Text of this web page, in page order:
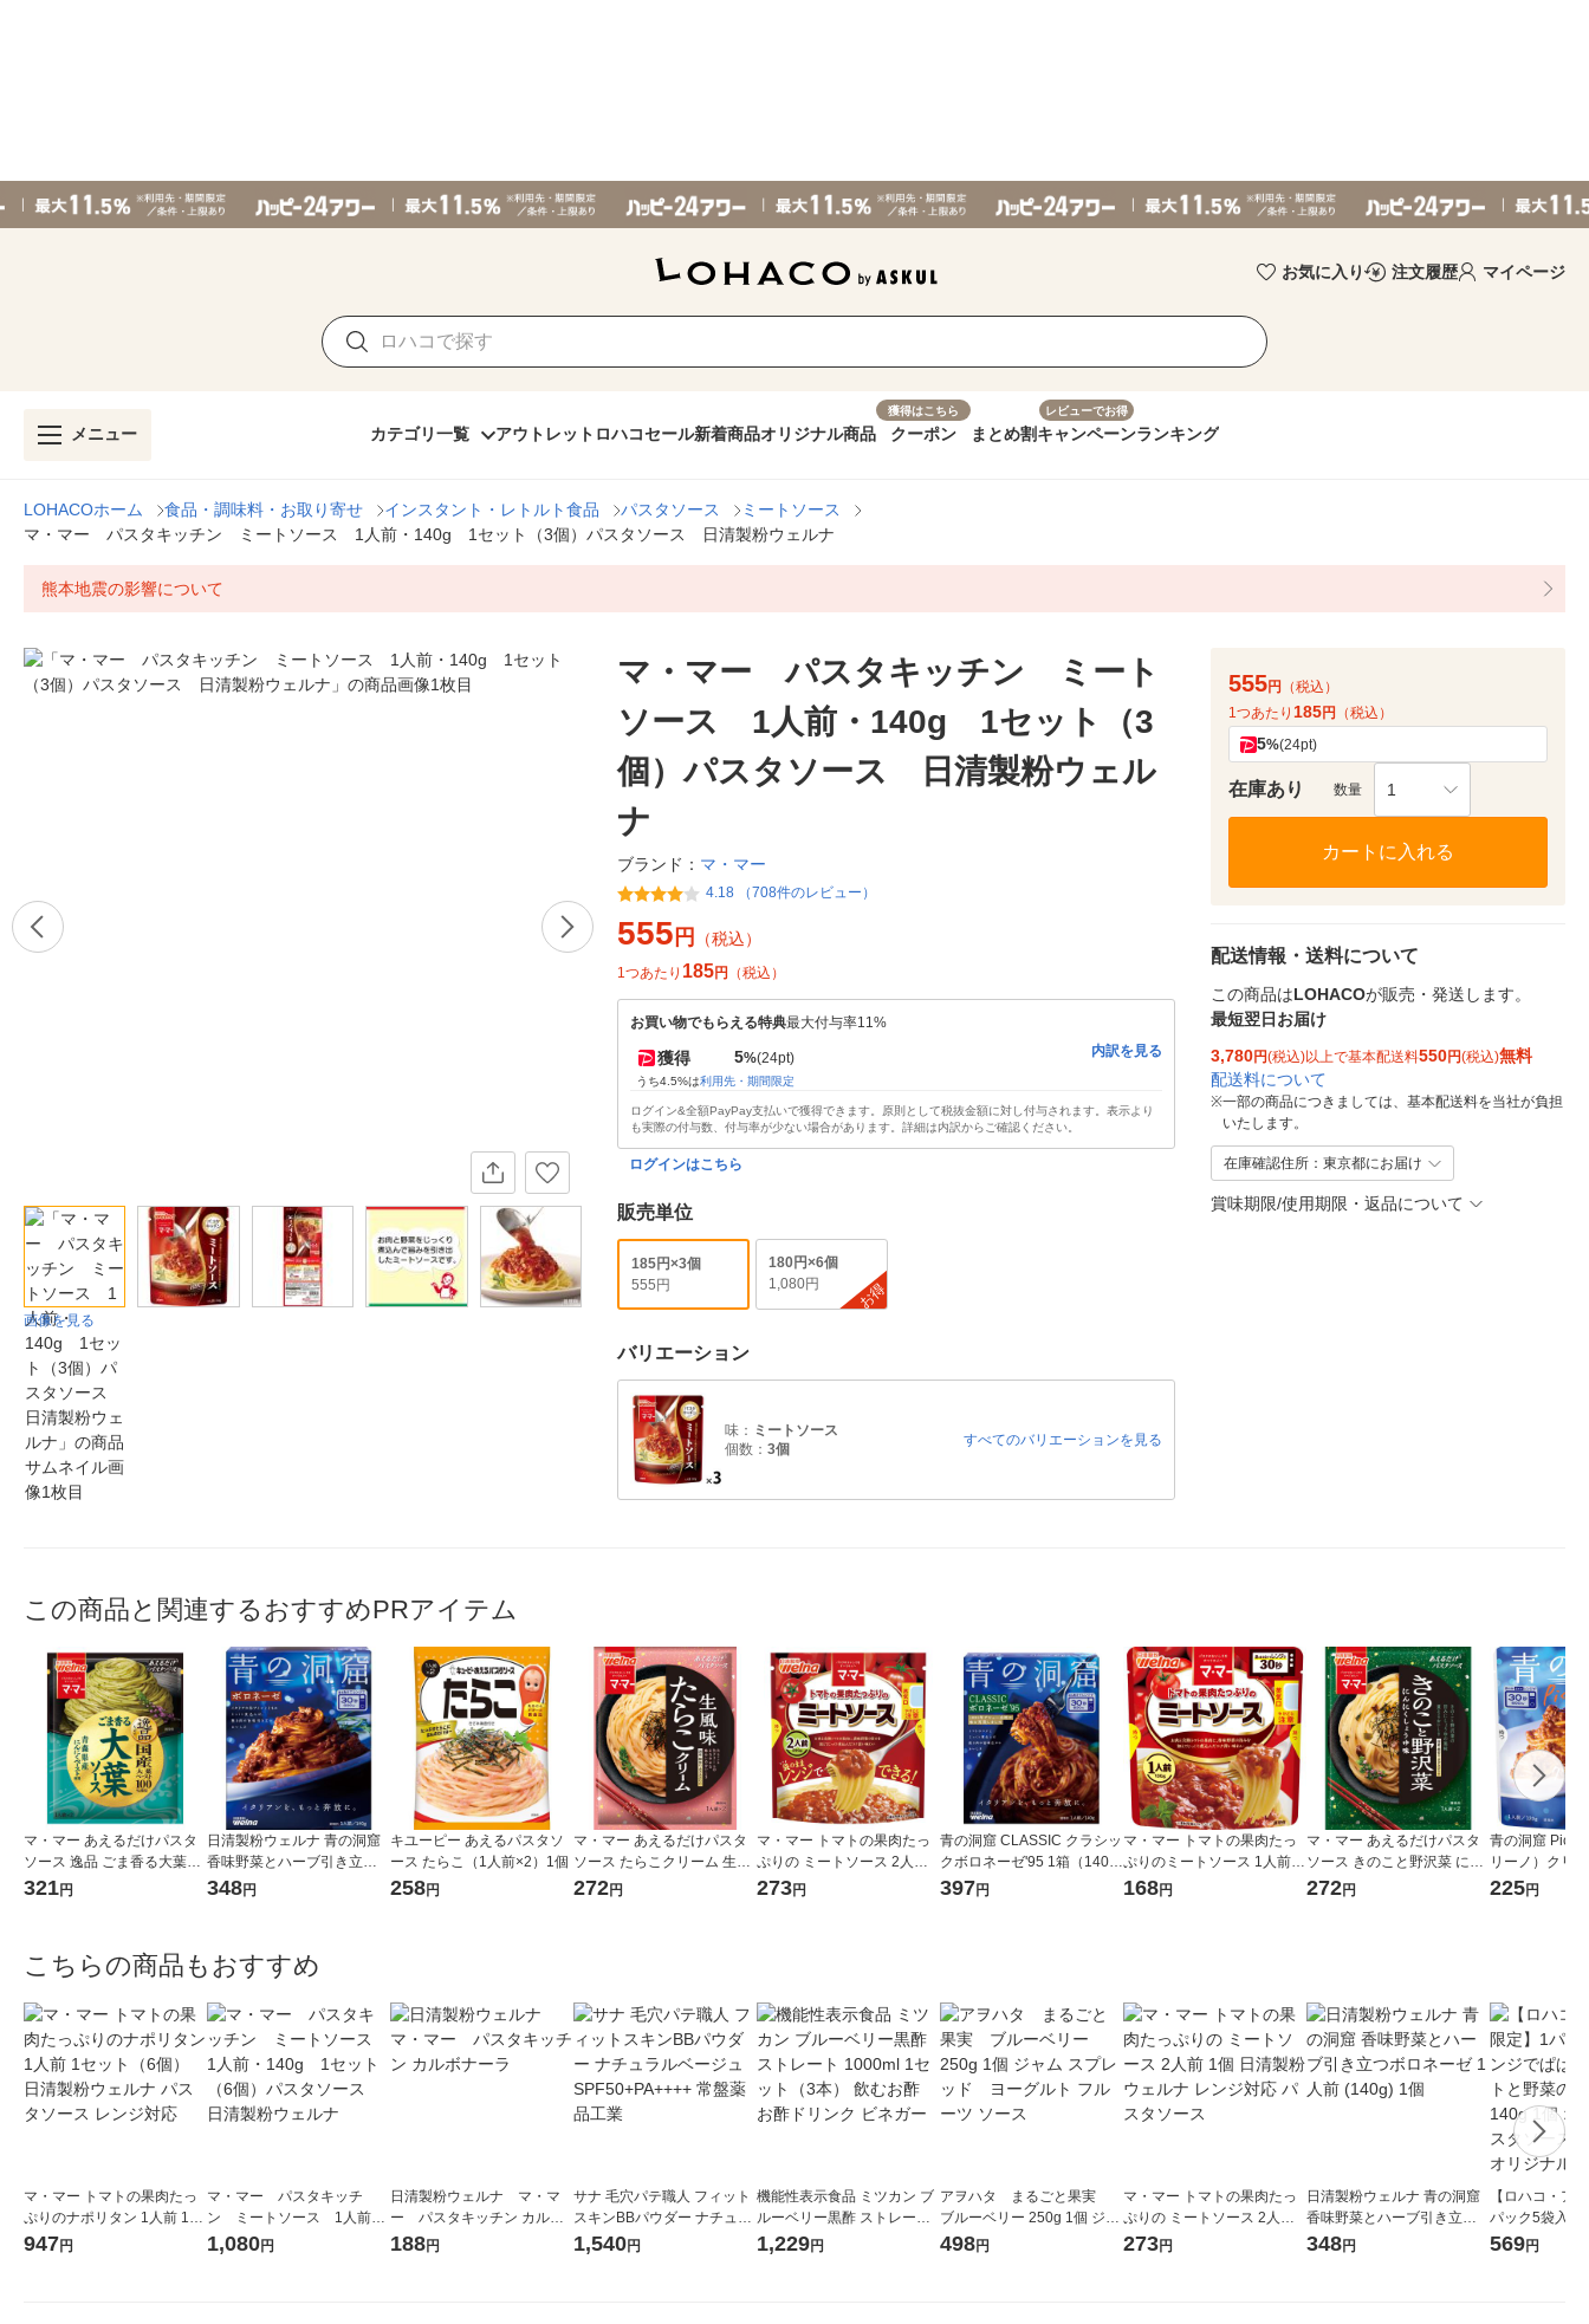
お気に入り 注文履歴 マイページ
メニュー カテゴリ一覧 アウトレット ロハコセール新着商品オリジナル商品
獲得はこちら
クーポン まとめ割
レビューでお得
キャンペーンランキング
LOHACOホーム 食品・調味料・お取り寄せ インスタント・レトルト食品 パスタソース
ミートソース
マ・マー パスタキッチン ミートソース 1人前・140g 1セット（3個）パスタソース 日清製粉ウェルナ
熊本地震の影響について
画像を見る
マ・マー パスタキッチン ミート
ソース 1人前・140g 1セット（3
個）パスタソース 日清製粉ウェル
ナ
ブランド： マ・マー
4.18 （708件のレビュー）
555 円 （税込）
1つあたり 185円 （税込）
お買い物でもらえる特典最大付与率11%
獲得 5%(24pt)
うち4.5%は利用先・期間限定
内訳を見る
ログイン&全額PayPay支払いで獲得できます。原則として税抜金額に対し付与されます。表示より
も実際の付与数、付与率が少ない場合があります。詳細は内訳からご確認ください。
ログインはこちら
販売単位
185円×3個
555円
180円×6個
1,080円
お得
バリエーション
味： ミートソース
個数： 3個
すべてのバリエーションを見る
555円
（税込）
1つあたり 185円 （税込）
5%(24pt)
在庫あり 数量 1
カートに入れる
配送情報・送料について
この商品はLOHACOが販売・発送します。
最短翌日お届け
3,780円(税込)以上で基本配送料550円(税込)無料
配送料について
※一部の商品につきましては、基本配送料を当社が負担
いたします。
在庫確認住所：東京都にお届け
賞味期限/使用期限・返品について
この商品と関連するおすすめPRアイテム
マ・マー あえるだけパスタ
ソース 逸品 ごま香る大葉ソ
ース ＜1人前×2＞ 1個 日清
321円
日清製粉ウェルナ 青の洞窟
香味野菜とハーブ引き立つ
348円
キユーピー あえるパスタソ
ース たらこ（1人前×2）1個
258円
マ・マー あえるだけパスタ
ソース たらこクリーム 生風
味 1人前×2 1個
272円
マ・マー トマトの果肉たっ
ぷりの ミートソース 2人前 1
個 日清製粉ウェルナ レンジ
273円
青の洞窟 CLASSIC クラシッ
クボロネーゼ'95 1箱（140
g） パスタソース レンジ
397円
マ・マー トマトの果肉たっ
ぷりのミートソース 1人前
1個
168円
マ・マー あえるだけパスタ
ソース きのこと野沢菜 にん
にくしょうゆ味 1人前×2 1
272円
青の洞窟
リーノ）クリ
ーゼ 120g 1人
225円
こちらの商品もおすすめ
マ・マー トマトの果肉たっ
ぷりのナポリタン 1人前 1セ
ット（6個） 日清製粉ウェル
947円
マ・マー パスタキッチ
ン ミートソース 1人前・
140g 1セット（6個）パス
1,080円
日清製粉ウェルナ マ・マ
ー パスタキッチン カルボ
ナーラ
188円
サナ 毛穴パテ職人 フィット
スキンBBパウダー ナチュラ
ルベージュ SPF50+PA++++
1,540円
機能性表示食品 ミツカン ブ
ルーベリー黒酢 ストレート
1000ml 1セット（3本） 飲
1,229円
アヲハタ まるごと果実
ブルーベリー 250g 1個 ジャ
ム スプレッド ヨーグルト
498円
マ・マー トマトの果肉たっ
ぷりの ミートソース 2人前 1
個 日清製粉ウェルナ レンジ
273円
日清製粉ウェルナ 青の洞窟
香味野菜とハーブ引き立つ
348円
【ロハコ・ア
パック5袋入
と大豆ミート
569円